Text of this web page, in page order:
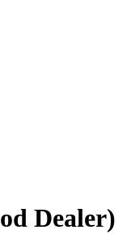
Dealer)